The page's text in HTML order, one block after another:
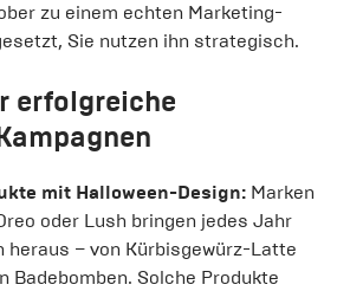
zu einem echten Marketing-
Sie nutzen ihn strategisch.
erfolgreiche
mit Halloween-Design: Marken
oder Lush bringen jedes Jahr
heraus – von Kürbisgewürz-Latte
Badebomben. Solche Produkte